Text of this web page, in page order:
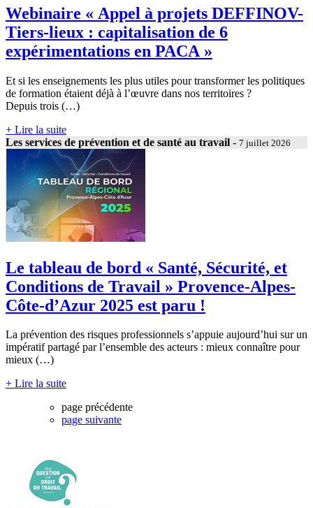
Webinaire « Appel à projets DEFFINOV-
Tiers-lieux : capitalisation de 6
expérimentations en PACA »
Et si les enseignements les plus utiles pour transformer les politiques
de formation étaient déjà à l’œuvre dans nos territoires ?
Depuis trois (…)
+ Lire la suite
Les services de prévention et de santé au travail - 7 juillet 2026
Le tableau de bord « Santé, Sécurité, et
Conditions de Travail » Provence-Alpes-
Côte-d’Azur 2025 est paru !
La prévention des risques professionnels s’appuie aujourd’hui sur un
impératif partagé par l’ensemble des acteurs : mieux connaître pour
mieux (…)
+ Lire la suite
page précédente
page suivante